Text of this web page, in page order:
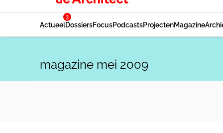
Actueel
3
DossiersFocusPodcastsProjectenMagazine
magazine mei 2009